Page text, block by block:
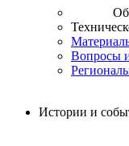
Вопросы
Истории и